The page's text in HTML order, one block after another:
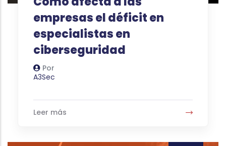
empresas el déficit en
especialistas en
ciberseguridad
Por
Autor
A3Sec
Leer más